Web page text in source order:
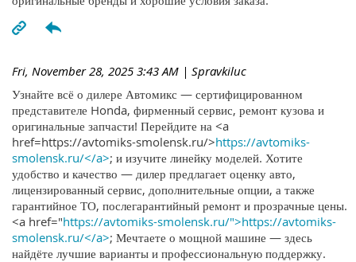
Fri, November 28, 2025 3:43 AM | Spravkiluc
Узнайте всё о дилере Автомикс — сертифицированном
представителе Honda, фирменный сервис, ремонт кузова и
оригинальные запчасти! Перейдите на <a
href=https://avtomiks-smolensk.ru/>https://avtomiks-
smolensk.ru/</a>; и изучите линейку моделей. Хотите
удобство и качество — дилер предлагает оценку авто,
лицензированный сервис, дополнительные опции, а также
гарантийное ТО, послегарантийный ремонт и прозрачные цены.
<a href="https://avtomiks-smolensk.ru/">https://avtomiks-
smolensk.ru/</a>; Мечтаете о мощной машине — здесь
найдёте лучшие варианты и профессиональную поддержку.